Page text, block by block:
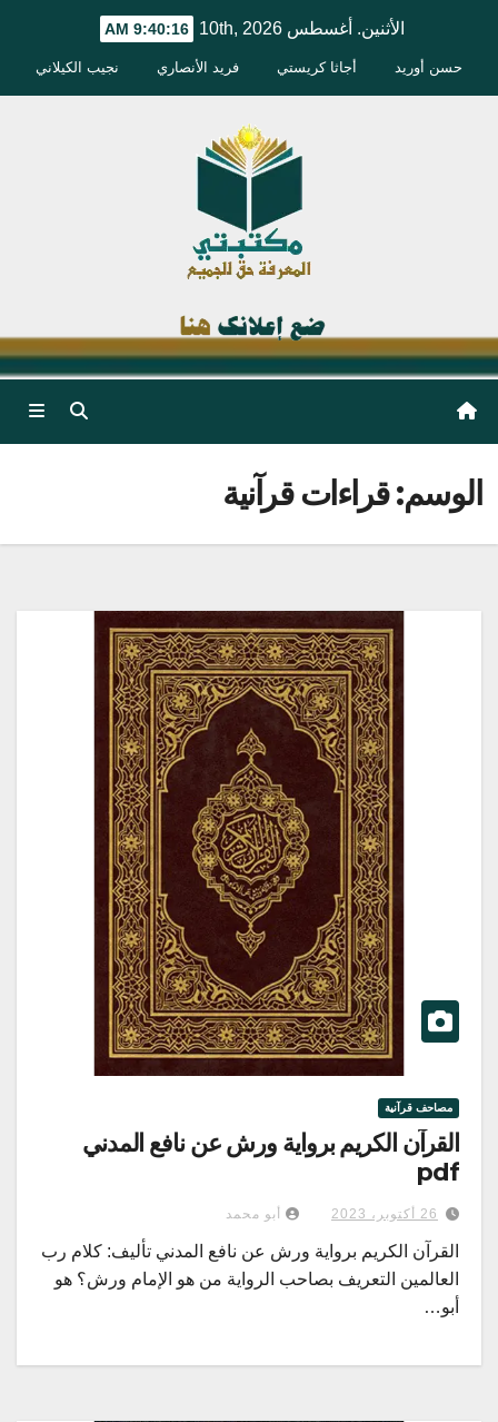
الأثنين. أغسطس 10th, 2026 9:40:17 AM
حسن أوريد أجاثا كريستي فريد الأنصاري نجيب الكيلاني
الوسم:قراءات قرآنية
مصاحف قرآنية
القرآن الكريم برواية ورش عن نافع المدني
pdf
26 أكتوبر، 2023 أبو محمد
القرآن الكريم برواية ورش عن نافع المدني تأليف: كلام رب
العالمين التعريف بصاحب الرواية من هو الإمام ورش؟ هو
أبو…